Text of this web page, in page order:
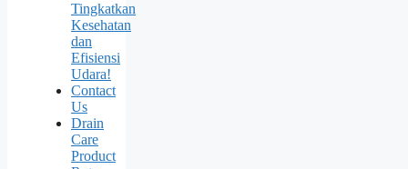
Tingkatkan
Kesehatan
dan
Efisiensi
Udara!
Contact
Us
Drain
Care
Product